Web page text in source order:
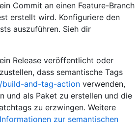
Commit an einen Feature-Branch
erstellt wird. Konfiguriere den
auszuführen. Sieh dir
Release veröffentlicht oder
dass semantische Tags
build-and-tag-action verwenden,
und als Paket zu erstellen und die
zu erzwingen. Weitere
Informationen zur semantischen